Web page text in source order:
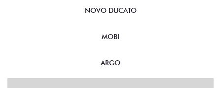
NOVO DUCATO
MOBI
ARGO